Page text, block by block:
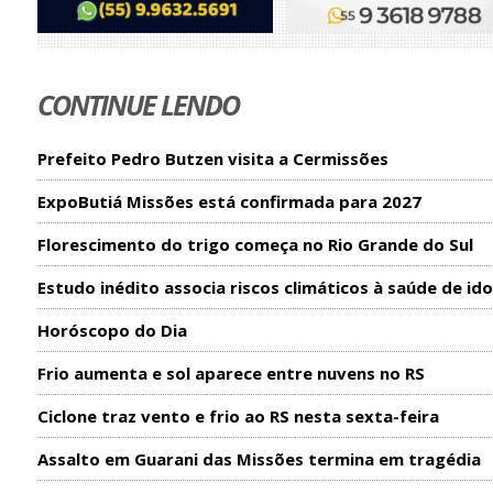
CONTINUE LENDO
Prefeito Pedro Butzen visita a Cermissões
ExpoButiá Missões está confirmada para 2027
Florescimento do trigo começa no Rio Grande do Sul
Estudo inédito associa riscos climáticos à saúde de
Horóscopo do Dia
Frio aumenta e sol aparece entre nuvens no RS
Ciclone traz vento e frio ao RS nesta sexta-feira
Assalto em Guarani das Missões termina em tragédia